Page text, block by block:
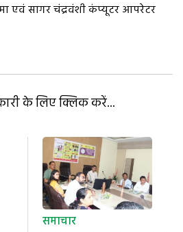
एवं सागर चंद्रवंशी कंप्यूटर आपरेटर
के लिए क्लिक करें...
समाचार